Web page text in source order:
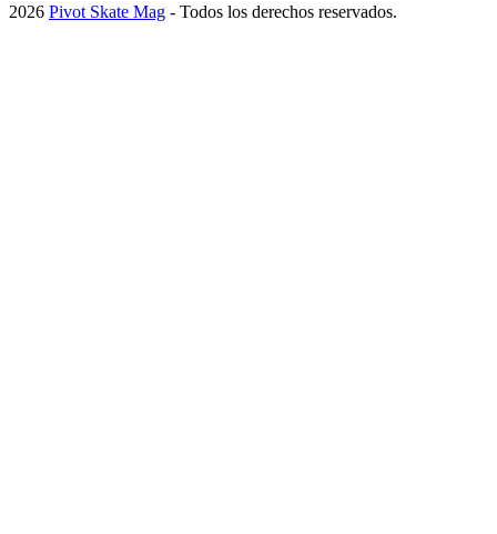
2026 Pivot Skate Mag - Todos los derechos reservados.